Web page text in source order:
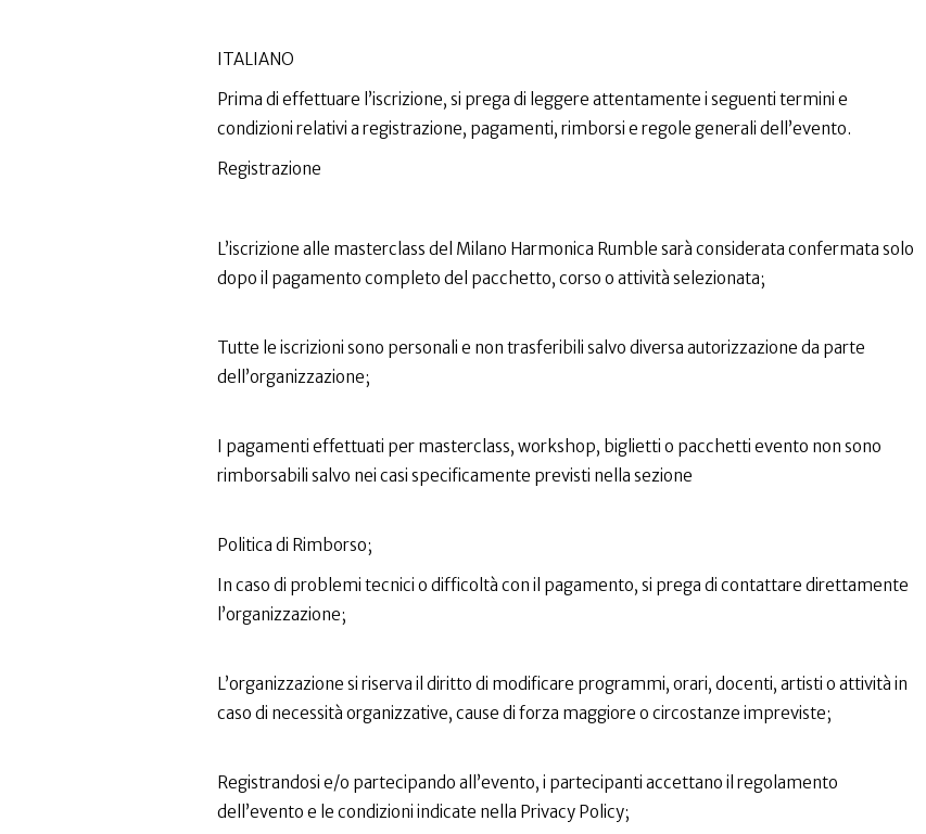
ITALIANO
Prima di effettuare l’iscrizione, si prega di leggere attentamente i seguenti termini e
condizioni relativi a registrazione, pagamenti, rimborsi e regole generali dell’evento.
Registrazione
L’iscrizione alle masterclass del Milano Harmonica Rumble sarà considerata confermata solo
dopo il pagamento completo del pacchetto, corso o attività selezionata;
Tutte le iscrizioni sono personali e non trasferibili salvo diversa autorizzazione da parte
dell’organizzazione;
I pagamenti effettuati per masterclass, workshop, biglietti o pacchetti evento non sono
rimborsabili salvo nei casi specificamente previsti nella sezione
Politica di Rimborso;
In caso di problemi tecnici o difficoltà con il pagamento, si prega di contattare direttamente
l’organizzazione;
L’organizzazione si riserva il diritto di modificare programmi, orari, docenti, artisti o attività in
caso di necessità organizzative, cause di forza maggiore o circostanze impreviste;
Registrandosi e/o partecipando all’evento, i partecipanti accettano il regolamento
dell’evento e le condizioni indicate nella Privacy Policy;